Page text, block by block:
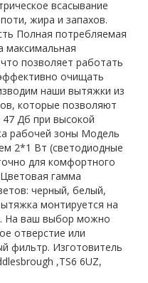
всасывание
жира и запахов.
Полная потребляемая
максимальная
позволяет работать
очищать
наши вытяжки из
которые позволяют
Дб при высокой
рабочей зоны Модель
2*1 Вт (светодиодные
для комфортного
гамма
черный, белый,
монтируется на
На ваш выбор можно
отверстие или
фильтр. Изготовитель
,TS6 6UZ,